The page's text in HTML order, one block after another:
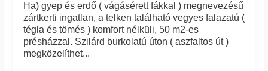
Ha) gyep és erdő ( vágásérett fákkal ) megnevezésű
zártkerti ingatlan, a telken található vegyes falazatú (
tégla és tömés ) komfort nélküli, 50 m2-es
présházzal. Szilárd burkolatú úton ( aszfaltos út )
megközelíthet...